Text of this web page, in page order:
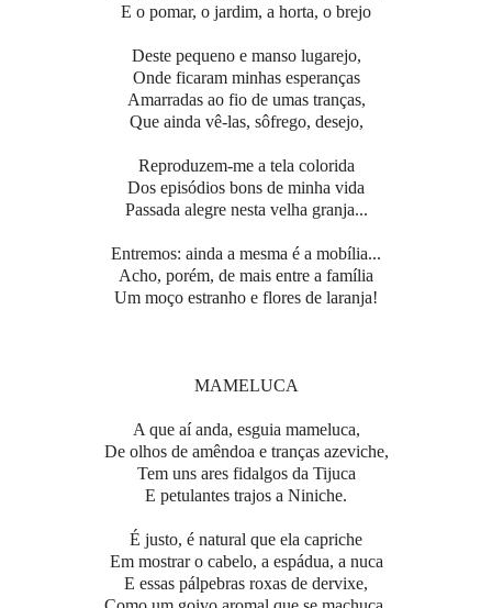
E o pomar, o jardim, a horta, o brejo
Deste pequeno e manso lugarejo,
Onde ficaram minhas esperanças
Amarradas ao fio de umas tranças,
Que ainda vê-las, sôfrego, desejo,
Reproduzem-me a tela colorida
Dos episódios bons de minha vida
Passada alegre nesta velha granja...
Entremos: ainda a mesma é a mobília...
Acho, porém, de mais entre a família
Um moço estranho e flores de laranja!
MAMELUCA
A que aí anda, esguia mameluca,
De olhos de amêndoa e tranças azeviche,
Tem uns ares fidalgos da Tijuca
E petulantes trajos a Niniche.
É justo, é natural que ela capriche
Em mostrar o cabelo, a espádua, a nuca
E essas pálpebras roxas de dervixe,